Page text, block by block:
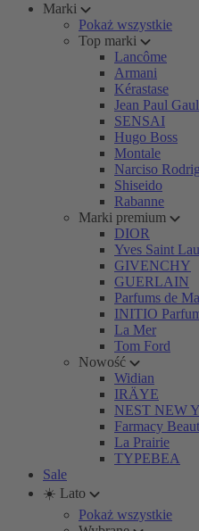
Marki
Pokaż wszystkie
Top marki
Lancôme
Armani
Kérastase
Jean Paul
SENSAI
Hugo Boss
Montale
Narciso
Shiseido
Rabanne
Marki premium
DIOR
Yves Saint
GIVENCHY
GUERLAIN
Parfums de
INITIO
La Mer
Tom Ford
Nowość
Widian
IRÄYE
NEST NEW
Farmacy
La Prairie
TYPEBEA
Sale
☀️ Lato
Pokaż wszystkie